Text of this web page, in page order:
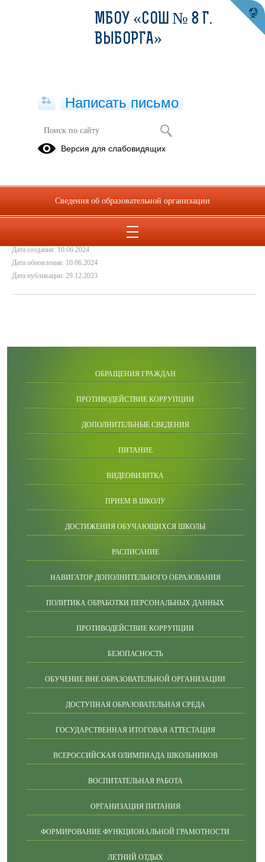
Проведение Новогодних утренников
Дата создания: 10.06.2024
Дата обновления: 10.06.2024
Дата публикации: 29.12.2023
ОБРАЩЕНИЯ ГРАЖДАН
ПРОТИВОДЕЙСТВИЕ КОРРУПЦИИ
ДОПОЛНИТЕЛЬНЫЕ СВЕДЕНИЯ
ПИТАНИЕ
ВИДЕОВИЗИТКА
ПРИЕМ В ШКОЛУ
ДОСТИЖЕНИЯ ОБУЧАЮЩИХСЯ ШКОЛЫ
РАСПИСАНИЕ
НАВИГАТОР ДОПОЛНИТЕЛЬНОГО ОБРАЗОВАНИЯ
ПОЛИТИКА ОБРАБОТКИ ПЕРСОНАЛЬНЫХ ДАННЫХ
ПРОТИВОДЕЙСТВИЕ КОРРУПЦИИ
БЕЗОПАСНОСТЬ
ОБУЧЕНИЕ ВНЕ ОБРАЗОВАТЕЛЬНОЙ ОРГАНИЗАЦИИ
ДОСТУПНАЯ ОБРАЗОВАТЕЛЬНАЯ СРЕДА
ГОСУДАРСТВЕННАЯ ИТОГОВАЯ АТТЕСТАЦИЯ
ВСЕРОССИЙСКАЯ ОЛИМПИАДА ШКОЛЬНИКОВ
ВОСПИТАТЕЛЬНАЯ РАБОТА
ОРГАНИЗАЦИЯ ПИТАНИЯ
ФОРМИРОВАНИЕ ФУНКЦИОНАЛЬНОЙ ГРАМОТНОСТИ
ЛЕТНИЙ ОТДЫХ
МБОУ «СОШ № 8 Г.
ВЫБОРГА»
Написать письмо
Версия для слабовидящих
Сведения об образовательной организации